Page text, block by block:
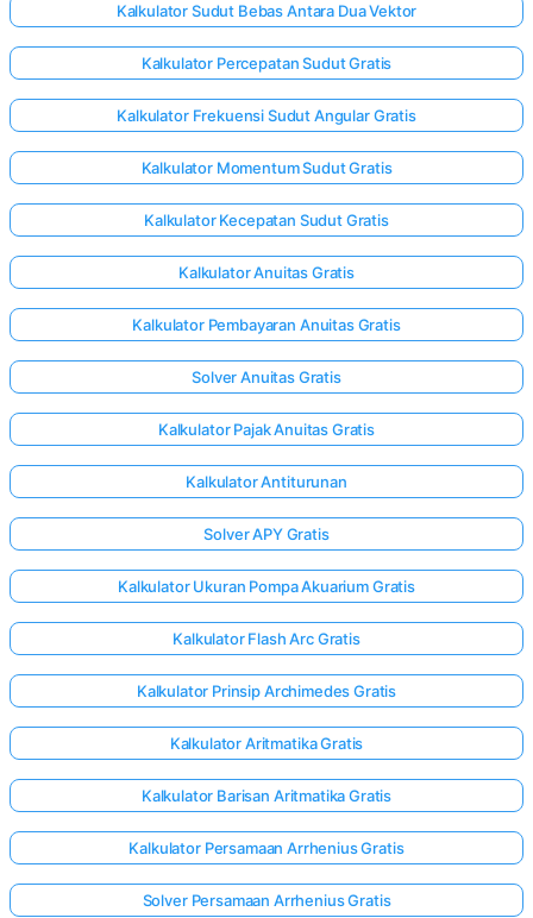
Kalkulator Sudut Bebas Antara Dua Vektor
Kalkulator Percepatan Sudut Gratis
Kalkulator Frekuensi Sudut Angular Gratis
Kalkulator Momentum Sudut Gratis
Kalkulator Kecepatan Sudut Gratis
Kalkulator Anuitas Gratis
Kalkulator Pembayaran Anuitas Gratis
Solver Anuitas Gratis
Kalkulator Pajak Anuitas Gratis
Kalkulator Antiturunan
Solver APY Gratis
Kalkulator Ukuran Pompa Akuarium Gratis
Kalkulator Flash Arc Gratis
Kalkulator Prinsip Archimedes Gratis
Kalkulator Aritmatika Gratis
Kalkulator Barisan Aritmatika Gratis
Kalkulator Persamaan Arrhenius Gratis
Solver Persamaan Arrhenius Gratis